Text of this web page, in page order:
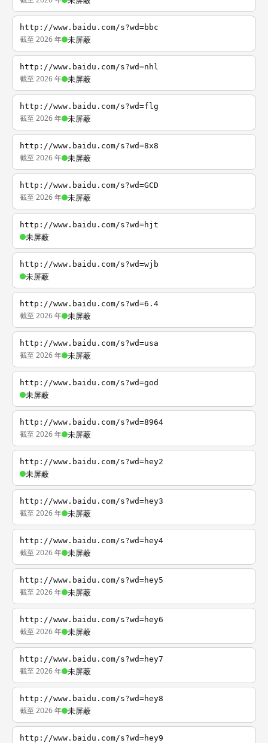
http://www.baidu.com/s?wd=bbc
截至 2026 年 未屏蔽
http://www.baidu.com/s?wd=nhl
截至 2026 年 未屏蔽
http://www.baidu.com/s?wd=flg
截至 2026 年 未屏蔽
http://www.baidu.com/s?wd=8x8
截至 2026 年 未屏蔽
http://www.baidu.com/s?wd=GCD
截至 2026 年 未屏蔽
http://www.baidu.com/s?wd=hjt
未屏蔽
http://www.baidu.com/s?wd=wjb
未屏蔽
http://www.baidu.com/s?wd=6.4
截至 2026 年 未屏蔽
http://www.baidu.com/s?wd=usa
截至 2026 年 未屏蔽
http://www.baidu.com/s?wd=god
未屏蔽
http://www.baidu.com/s?wd=8964
截至 2026 年 未屏蔽
http://www.baidu.com/s?wd=hey2
未屏蔽
http://www.baidu.com/s?wd=hey3
截至 2026 年 未屏蔽
http://www.baidu.com/s?wd=hey4
截至 2026 年 未屏蔽
http://www.baidu.com/s?wd=hey5
截至 2026 年 未屏蔽
http://www.baidu.com/s?wd=hey6
截至 2026 年 未屏蔽
http://www.baidu.com/s?wd=hey7
截至 2026 年 未屏蔽
http://www.baidu.com/s?wd=hey8
截至 2026 年 未屏蔽
http://www.baidu.com/s?wd=hey9